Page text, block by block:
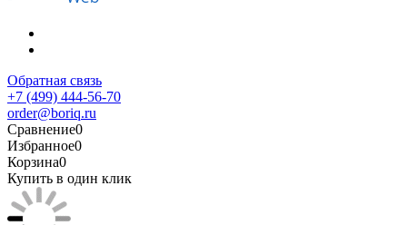
Обратная связь
+7 (499) 444-56-70
order@boriq.ru
Сравнение0
Избранное0
Корзина0
Купить в один клик